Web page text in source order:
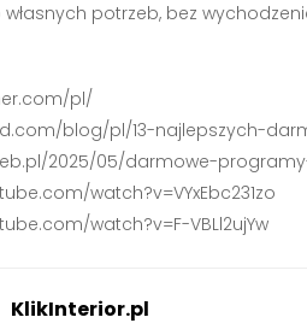
potrzeb, bez
pl/
blog/pl/13-najlepszych-
2025/05/darmowe-
watch?v=VYxEbc231zo
watch?v=F-VBLl2ujYw
KlikInterior.pl